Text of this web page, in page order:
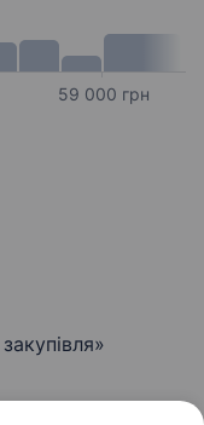
59 000 грн